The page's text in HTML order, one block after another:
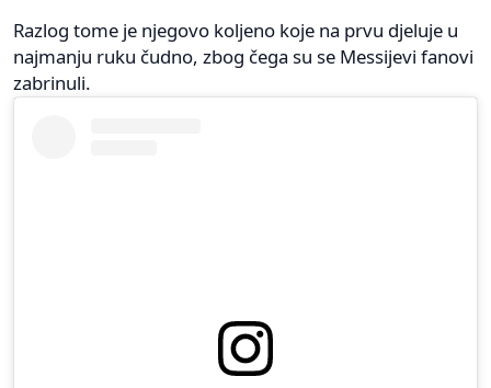
Razlog tome je njegovo koljeno koje na prvu djeluje u
najmanju ruku čudno, zbog čega su se Messijevi fanovi
zabrinuli.